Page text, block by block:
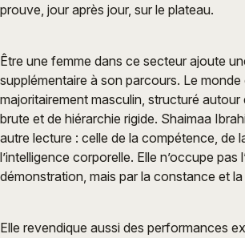
prouve, jour après jour, sur le plateau.
Être une femme dans ce secteur ajoute
supplémentaire à son parcours. Le
majoritairement masculin, structuré
brute et de hiérarchie rigide. Shaimaa
autre lecture : celle de la compétence, de
l’intelligence corporelle. Elle n’occupe pas
démonstration, mais par la constance et la
Elle revendique aussi des performances